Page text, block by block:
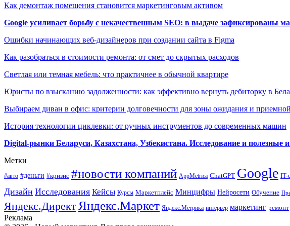
Как демонтаж помещения становится маркетинговым активом
Google усиливает борьбу с некачественным SEO: в выдаче зафиксированы
Ошибки начинающих веб-дизайнеров при создании сайта в Figma
Как разобраться в стоимости ремонта: от смет до скрытых расходов
Светлая или темная мебель: что практичнее в обычной квартире
Юристы по взысканию задолженности: как эффективно вернуть дебиторку в
Выбираем диван в офис: критерии долговечности для зоны ожидания и приемной
История технологии циклевки: от ручных инструментов до современных машин
Digital-рынки Беларуси, Казахстана, Узбекистана. Исследование и полезные
Метки
#авто #деньги #кризис #новости компаний AppMetrica ChatGPT Google IT-
Дизайн Исследования Кейсы Курсы Маркетплейс Минцифры Нейросети Обучение
Яндекс.ДиректЯндекс.Маркет Яндекс.Метрика интерьер маркетинг ремонт
Реклама